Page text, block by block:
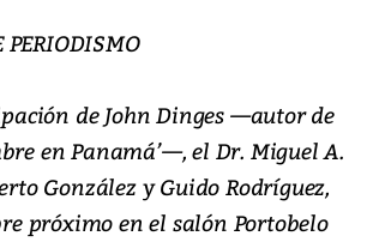
PERIODISMO
de John Dinges —autor de
en Panamá’—, el Dr. Miguel A.
González y Guido Rodríguez,
próximo en el salón Portobelo